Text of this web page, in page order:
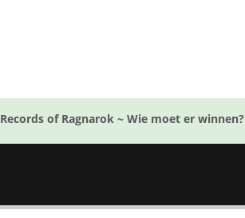
Records of Ragnarok ~ Wie moet er winnen?